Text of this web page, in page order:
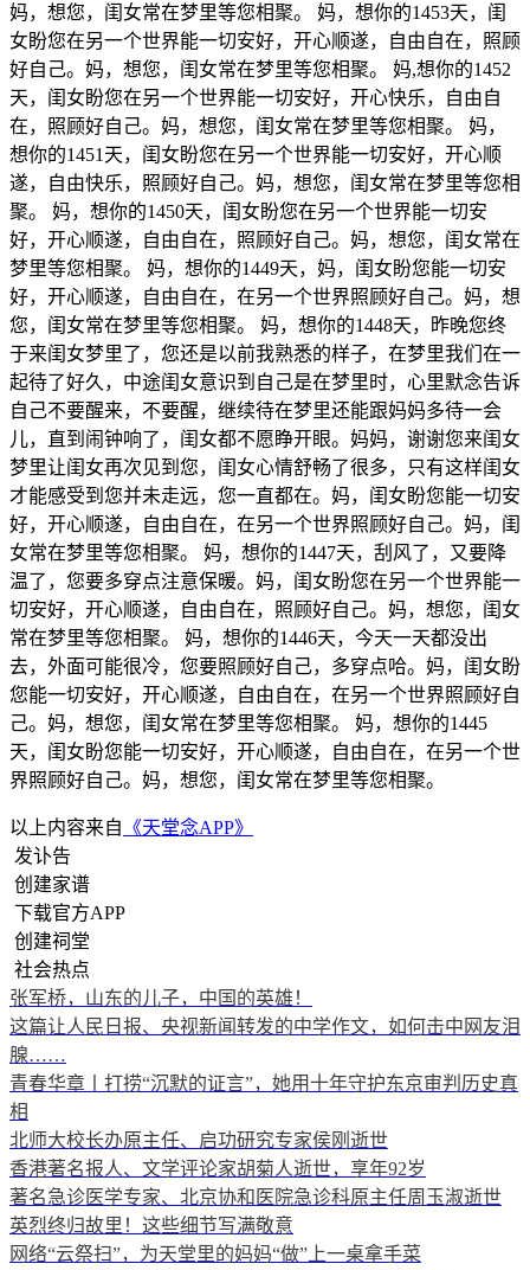
妈，想您，闺女常在梦里等您相聚。 妈，想你的1453天，闺
女盼您在另一个世界能一切安好，开心顺遂，自由自在，照顾
好自己。妈，想您，闺女常在梦里等您相聚。 妈,想你的1452
天，闺女盼您在另一个世界能一切安好，开心快乐，自由自
在，照顾好自己。妈，想您，闺女常在梦里等您相聚。 妈，
想你的1451天，闺女盼您在另一个世界能一切安好，开心顺
遂，自由快乐，照顾好自己。妈，想您，闺女常在梦里等您相
聚。 妈，想你的1450天，闺女盼您在另一个世界能一切安
好，开心顺遂，自由自在，照顾好自己。妈，想您，闺女常在
梦里等您相聚。 妈，想你的1449天，妈，闺女盼您能一切安
好，开心顺遂，自由自在，在另一个世界照顾好自己。妈，想
您，闺女常在梦里等您相聚。 妈，想你的1448天，昨晚您终
于来闺女梦里了，您还是以前我熟悉的样子，在梦里我们在一
起待了好久，中途闺女意识到自己是在梦里时，心里默念告诉
自己不要醒来，不要醒，继续待在梦里还能跟妈妈多待一会
儿，直到闹钟响了，闺女都不愿睁开眼。妈妈，谢谢您来闺女
梦里让闺女再次见到您，闺女心情舒畅了很多，只有这样闺女
才能感受到您并未走远，您一直都在。妈，闺女盼您能一切安
好，开心顺遂，自由自在，在另一个世界照顾好自己。妈，闺
女常在梦里等您相聚。 妈，想你的1447天，刮风了，又要降
温了，您要多穿点注意保暖。妈，闺女盼您在另一个世界能一
切安好，开心顺遂，自由自在，照顾好自己。妈，想您，闺女
常在梦里等您相聚。 妈，想你的1446天，今天一天都没出
去，外面可能很冷，您要照顾好自己，多穿点哈。妈，闺女盼
您能一切安好，开心顺遂，自由自在，在另一个世界照顾好自
己。妈，想您，闺女常在梦里等您相聚。 妈，想你的1445
天，闺女盼您能一切安好，开心顺遂，自由自在，在另一个世
界照顾好自己。妈，想您，闺女常在梦里等您相聚。
以上内容来自 《天堂念APP》
发讣告
创建家谱
下载官方APP
创建祠堂
社会热点
张军桥，山东的儿子，中国的英雄！
这篇让人民日报、央视新闻转发的中学作文，如何击中网友泪
腺……
青春华章丨打捞“沉默的证言”，她用十年守护东京审判历史真
相
北师大校长办原主任、启功研究专家侯刚逝世
香港著名报人、文学评论家胡菊人逝世，享年92岁
著名急诊医学专家、北京协和医院急诊科原主任周玉淑逝世
英烈终归故里！这些细节写满敬意
网络“云祭扫”，为天堂里的妈妈“做”上一桌拿手菜